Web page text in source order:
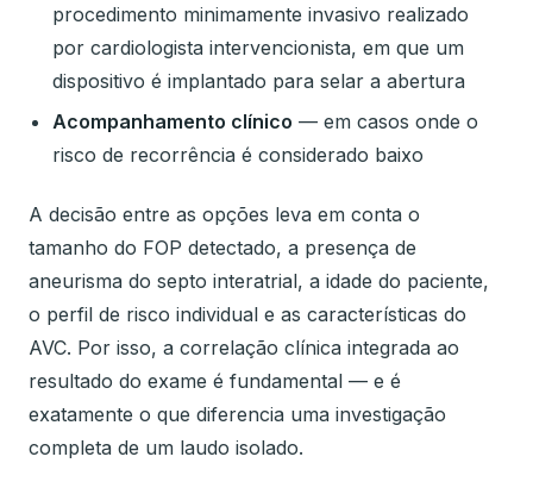
procedimento minimamente invasivo realizado
por cardiologista intervencionista, em que um
dispositivo é implantado para selar a abertura
Acompanhamento clínico — em casos onde o
risco de recorrência é considerado baixo
A decisão entre as opções leva em conta o
tamanho do FOP detectado, a presença de
aneurisma do septo interatrial, a idade do paciente,
o perfil de risco individual e as características do
AVC. Por isso, a correlação clínica integrada ao
resultado do exame é fundamental — e é
exatamente o que diferencia uma investigação
completa de um laudo isolado.